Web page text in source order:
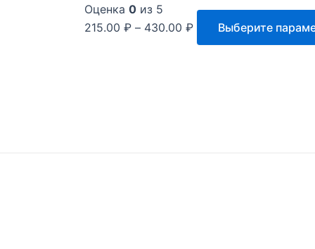
Оценка 0 из 5
215.00 ₽ – 430.00 ₽ Выберите